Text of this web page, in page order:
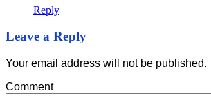
Reply
Leave a Reply
Your email address will not be published.
Comment